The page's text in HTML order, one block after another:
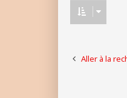
Aller à la